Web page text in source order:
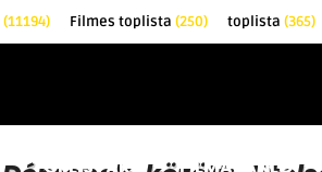
(11194) Filmes toplista (250) toplista (365)